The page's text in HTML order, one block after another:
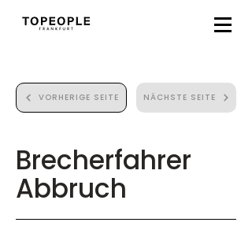
VORHERIGE SEITE NÄCHSTE SEITE
Brecherfahrer
Abbruch